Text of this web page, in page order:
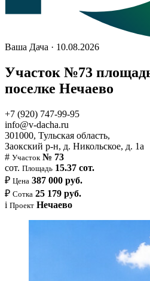
Ваша Дача · 10.08.2026
Участок №73
поселке Нечаево
+7 (920) 747-99-95
info@v-dacha.ru
301000, Тульская область,
Заокский р-н, д. Никольское, д. 1а
# Участок № 73
сот. Площадь 15.37 сот.
₽ Цена 387 000 руб.
₽ Сотка 25 179 руб.
i Проект Нечаево